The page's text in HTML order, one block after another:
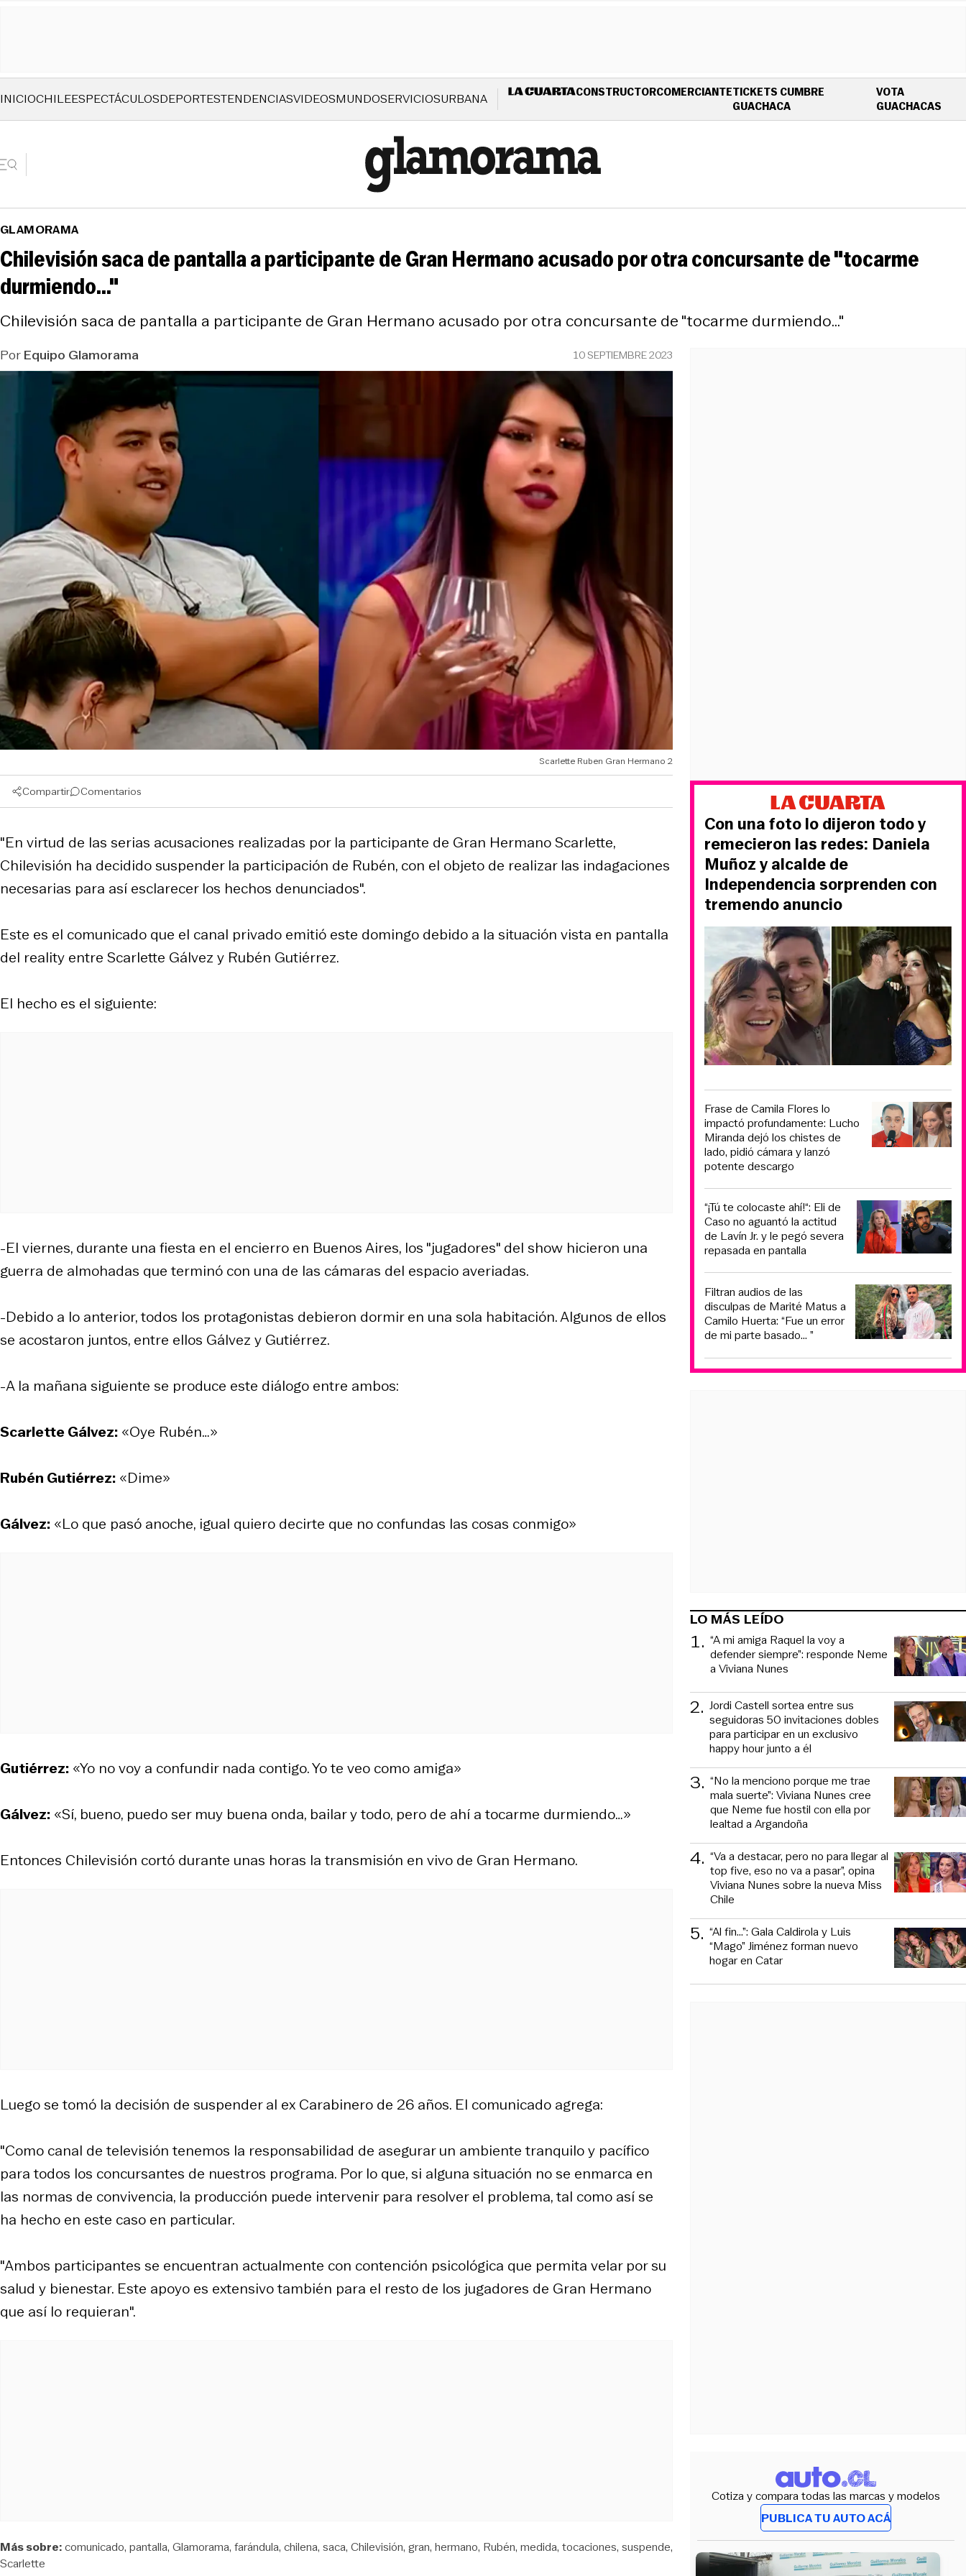
INICIOCHILEESPECTÁCULOSDEPORTESTENDENCIASVIDEOSMUNDOSERVICIOSURBANA CONSTRUCTORCOMERCIANTETICKETS CUMBRE
GUACHACAOPENS IN NEW WINDOW
VOTA
GUACHACAS
GLAMORAMA
Chilevisión saca de pantalla a participante de Gran Hermano acusado por otra concursante de "tocarme
durmiendo..."
Chilevisión saca de pantalla a participante de Gran Hermano acusado por otra concursante de "tocarme durmiendo..."
PorEquipo Glamorama 10 SEPTIEMBRE 2023
Scarlette Ruben Gran Hermano 2
Compartir Comentarios
"En virtud de las serias acusaciones realizadas por la participante de Gran Hermano Scarlette,
Chilevisión ha decidido suspender la participación de Rubén, con el objeto de realizar las indagaciones
necesarias para así esclarecer los hechos denunciados".
Este es el comunicado que el canal privado emitió este domingo debido a la situación vista en pantalla
del reality entre Scarlette Gálvez y Rubén Gutiérrez.
El hecho es el siguiente:
-El viernes, durante una fiesta en el encierro en Buenos Aires, los "jugadores" del show hicieron una
guerra de almohadas que terminó con una de las cámaras del espacio averiadas.
-Debido a lo anterior, todos los protagonistas debieron dormir en una sola habitación. Algunos de ellos
se acostaron juntos, entre ellos Gálvez y Gutiérrez.
-A la mañana siguiente se produce este diálogo entre ambos:
Scarlette Gálvez: «Oye Rubén…»
Rubén Gutiérrez: «Dime»
Gálvez: «Lo que pasó anoche, igual quiero decirte que no confundas las cosas conmigo»
Gutiérrez: «Yo no voy a confundir nada contigo. Yo te veo como amiga»
Gálvez: «Sí, bueno, puedo ser muy buena onda, bailar y todo, pero de ahí a tocarme durmiendo…»
Entonces Chilevisión cortó durante unas horas la transmisión en vivo de Gran Hermano.
Luego se tomó la decisión de suspender al ex Carabinero de 26 años. El comunicado agrega:
"Como canal de televisión tenemos la responsabilidad de asegurar un ambiente tranquilo y pacífico
para todos los concursantes de nuestros programa. Por lo que, si alguna situación no se enmarca en
las normas de convivencia, la producción puede intervenir para resolver el problema, tal como así se
ha hecho en este caso en particular.
"Ambos participantes se encuentran actualmente con contención psicológica que permita velar por su
salud y bienestar. Este apoyo es extensivo también para el resto de los jugadores de Gran Hermano
que así lo requieran".
Más sobre:comunicado pantalla Glamorama farándula chilena saca Chilevisión gran hermano Rubén medida tocaciones suspende
Scarlette
Con una foto lo dijeron todo y
remecieron las redes: Daniela
Muñoz y alcalde de
Independencia sorprenden con
tremendo anuncio
Frase de Camila Flores lo
impactó profundamente: Lucho
Miranda dejó los chistes de
lado, pidió cámara y lanzó
potente descargo
“¡Tú te colocaste ahí!“: Eli de
Caso no aguantó la actitud
de Lavín Jr. y le pegó severa
repasada en pantalla
Filtran audios de las
disculpas de Marité Matus a
Camilo Huerta: “Fue un error
de mi parte basado... ”
LO MÁS LEÍDO
1. “A mi amiga Raquel la voy a
defender siempre”: responde Neme
a Viviana Nunes
2. Jordi Castell sortea entre sus
seguidoras 50 invitaciones dobles
para participar en un exclusivo
happy hour junto a él
3. “No la menciono porque me trae
mala suerte”: Viviana Nunes cree
que Neme fue hostil con ella por
lealtad a Argandoña
4. “Va a destacar, pero no para llegar al
top five, eso no va a pasar”, opina
Viviana Nunes sobre la nueva Miss
Chile
5. “Al fin…”: Gala Caldirola y Luis
“Mago” Jiménez forman nuevo
hogar en Catar
Cotiza y compara todas las marcas y modelos
PUBLICA TU AUTO ACÁ